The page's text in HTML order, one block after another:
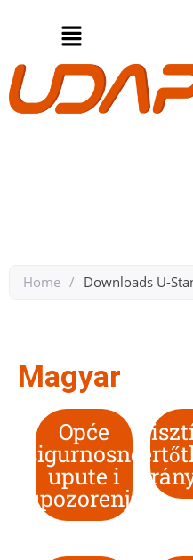
Home / Downloads U-
Magyar
Opće
sigurnosne
upute i
upozorenja